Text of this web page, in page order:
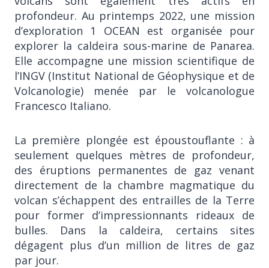
profondeur. Au printemps 2022, une mission
d’exploration 1 OCEAN est organisée pour
explorer la caldeira sous-marine de Panarea.
Elle accompagne une mission scientifique de
l’INGV (Institut National de Géophysique et de
Volcanologie) menée par le volcanologue
Francesco Italiano.
La première plongée est époustouflante : à
seulement quelques mètres de profondeur,
des éruptions permanentes de gaz venant
directement de la chambre magmatique du
volcan s’échappent des entrailles de la Terre
pour former d’impressionnants rideaux de
bulles. Dans la caldeira, certains sites
dégagent plus d’un million de litres de gaz
par jour.